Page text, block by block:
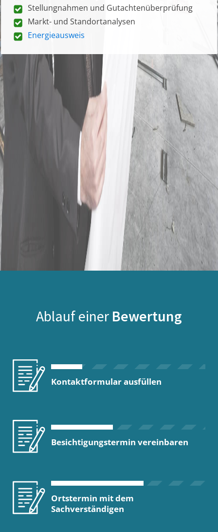
Stellungnahmen und Gutachtenüberprüfung
Markt- und Standortanalysen
Energieausweis
Ablauf einer Bewertung
Kontaktformular ausfüllen
Besichtigungstermin vereinbaren
Ortstermin mit dem
Sachverständigen